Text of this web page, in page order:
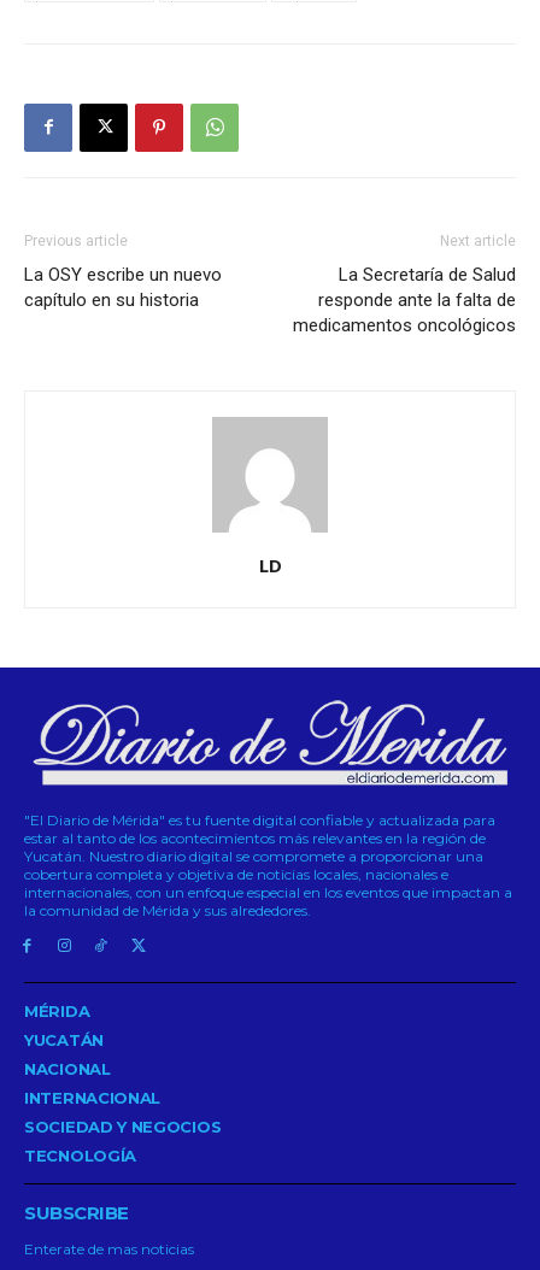
Previous article
La OSY escribe un nuevo
capítulo en su historia
Next article
La Secretaría de Salud
responde ante la falta de
medicamentos oncológicos
LD
"El Diario de Mérida" es tu fuente digital confiable y actualizada para
estar al tanto de los acontecimientos más relevantes en la región de
Yucatán. Nuestro diario digital se compromete a proporcionar una
cobertura completa y objetiva de noticias locales, nacionales e
internacionales, con un enfoque especial en los eventos que impactan a
la comunidad de Mérida y sus alrededores.
MÉRIDA
YUCATÁN
NACIONAL
INTERNACIONAL
SOCIEDAD Y NEGOCIOS
TECNOLOGÍA
SUBSCRIBE
Enterate de mas noticias